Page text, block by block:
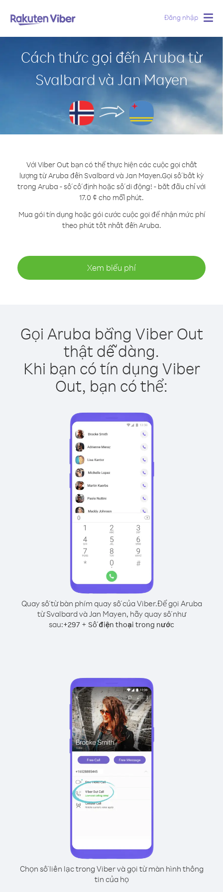
Đăng nhập
Cách thức gọi đến Aruba từ
Svalbard và Jan Mayen
Với Viber Out bạn có thể thực hiện các cuộc gọi chất
lượng từ Aruba đến Svalbard và Jan Mayen.Gọi số bất kỳ
trong Aruba - số cố định hoặc số di động! - bắt đầu chỉ với
17.0 ¢ cho mỗi phút.
Mua gói tín dụng hoặc gói cước cuộc gọi để nhận mức phí
theo phút tốt nhất đến Aruba.
Xem biểu phí
Gọi Aruba bằng Viber Out
thật dễ dàng.
Khi bạn có tín dụng Viber
Out, bạn có thể:
Quay số từ bàn phím quay số của Viber.Để gọi Aruba
từ Svalbard và Jan Mayen, hãy quay số như
sau:+297 + Số điện thoại trong nước
Chọn số liên lạc trong Viber và gọi từ màn hình thông
tin của họ